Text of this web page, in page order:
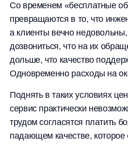
Со временем «бесплатные
превращаются в то, что
а клиенты вечно
дозвониться, что на их
дольше, что качество
Одновременно расходы на
Поднять в таких условиях
сервис практически
трудом согласятся платить
падающем качестве,